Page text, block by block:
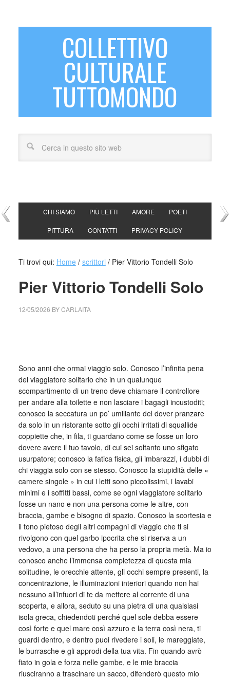
COLLETTIVO
CULTURALE
TUTTOMONDO
CHI SIAMO PIÙ LETTI AMORE POETI
PITTURA CONTATTI PRIVACY POLICY
Ti trovi qui: Home / scrittori /Pier Vittorio Tondelli Solo
Pier Vittorio Tondelli Solo
12/05/2026 BYCARLAITA
Sono anni che ormai viaggio solo. Conosco l’infinita pena
del viaggiatore solitario che in un qualunque
scompartimento di un treno deve chiamare il controllore
per andare alla toilette e non lasciare i bagagli incustoditi;
conosco la seccatura un po’ umiliante del dover pranzare
da solo in un ristorante sotto gli occhi irritati di squallide
coppiette che, in fila, ti guardano come se fosse un loro
dovere avere il tuo tavolo, di cui sei soltanto uno sfigato
usurpatore; conosco la fatica fisica, gli imbarazzi, i dubbi di
chi viaggia solo con se stesso. Conosco la stupidità delle «
camere singole » in cui i letti sono piccolissimi, i lavabi
minimi e i soffitti bassi, come se ogni viaggiatore solitario
fosse un nano e non una persona come le altre, con
braccia, gambe e bisogno di spazio. Conosco la scortesia e
il tono pietoso degli altri compagni di viaggio che ti si
rivolgono con quel garbo ipocrita che si riserva a un
vedovo, a una persona che ha perso la propria metà. Ma io
conosco anche l’immensa completezza di questa mia
solitudine, le orecchie attente, gli occhi sempre presenti, la
concentrazione, le illuminazioni interiori quando non hai
nessuno all’infuori di te da mettere al corrente di una
scoperta, e allora, seduto su una pietra di una qualsiasi
isola greca, chiedendoti perché quel sole debba essere
così forte e quel mare così azzuro e la terra così nera, ti
guardi dentro, e dentro puoi rivedere i soli, le mareggiate,
le burrasche e gli approdi della tua vita. Fin quando avrò
fiato in gola e forza nelle gambe, e le mie braccia
riusciranno a trascinare un sacco, difenderò questo mio